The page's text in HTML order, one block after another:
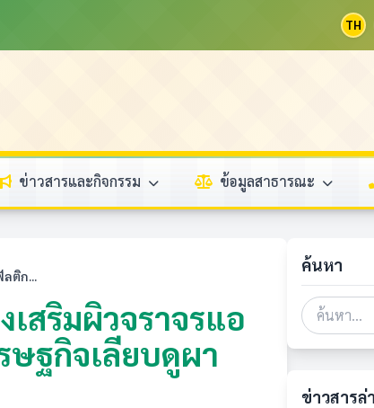
TH
ข่าวสารและกิจกรรม ข้อมูลสาธารณะ
ติก...
เสริมผิวจราจรแอ
ฐกิจเลียบดูผา
ค้นหา
ข่าวสารล่